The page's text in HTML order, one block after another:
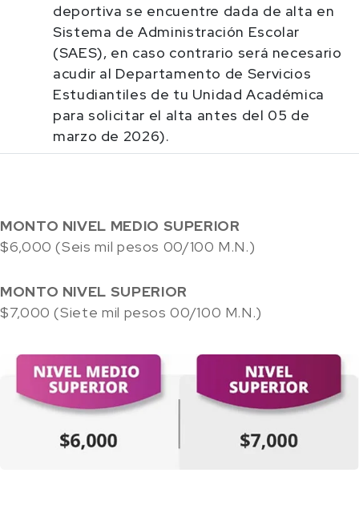
deportiva se encuentre dada de alta en
Sistema de Administración Escolar
(SAES), en caso contrario será necesario
acudir al Departamento de Servicios
Estudiantiles de tu Unidad Académica
para solicitar el alta antes del 05 de
marzo de 2026).
MONTO NIVEL MEDIO SUPERIOR
$6,000 (Seis mil pesos 00/100 M.N.)
MONTO NIVEL SUPERIOR
$7,000 (Siete mil pesos 00/100 M.N.)